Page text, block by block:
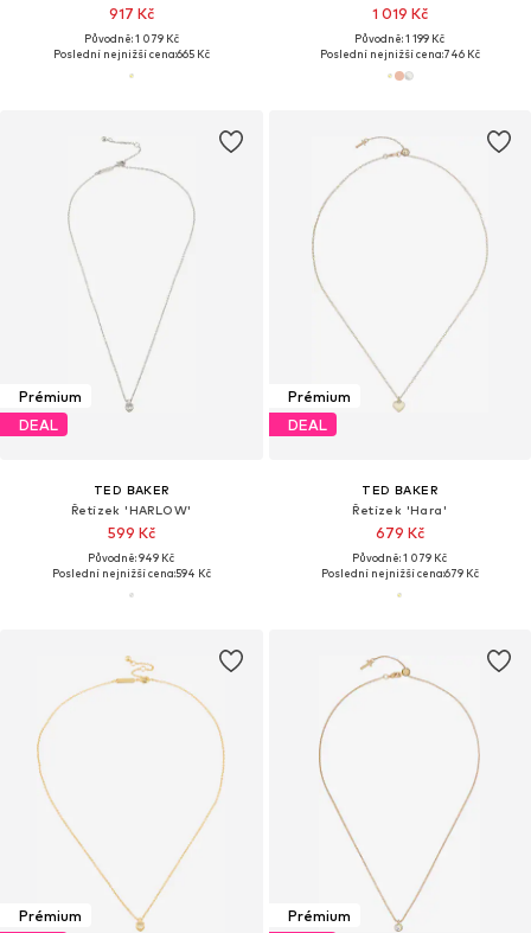
917 Kč
Původně: 1 079 Kč
Poslední nejnižší cena:665 Kč
1 019 Kč
Původně: 1 199 Kč
Poslední nejnižší cena:746 Kč
Prémium
DEAL
TED BAKER
Řetízek 'HARLOW'
599 Kč
Původně: 949 Kč
Poslední nejnižší cena:594 Kč
Prémium
DEAL
TED BAKER
Řetízek 'Hara'
679 Kč
Původně: 1 079 Kč
Poslední nejnižší cena:679 Kč
Prémium
Prémium